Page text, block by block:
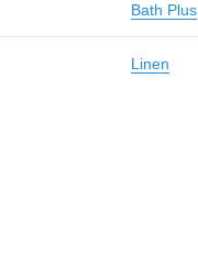
Bath Plus
Linen